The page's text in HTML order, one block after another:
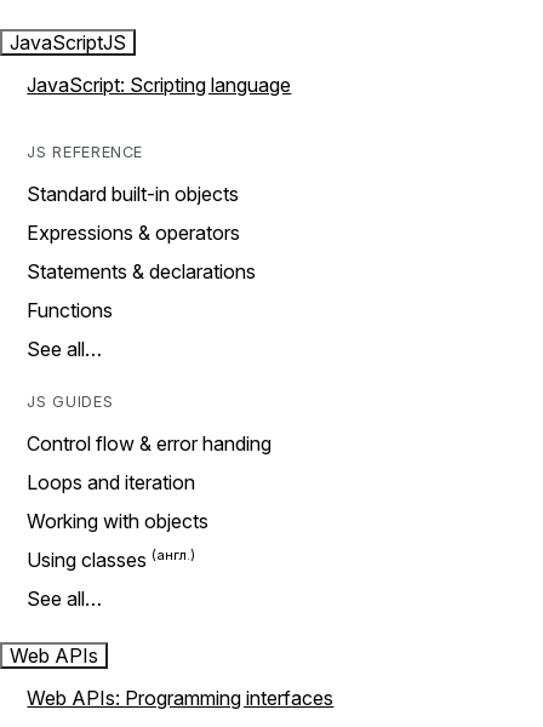
JavaScriptJS
JavaScript: Scripting language
JS REFERENCE
Standard built-in objects
Expressions & operators
Statements & declarations
Functions
See all…
JS GUIDES
Control flow & error handing
Loops and iteration
Working with objects
Using classes
See all…
Web APIs
Web APIs: Programming interfaces